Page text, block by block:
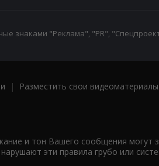
знаками "Реклама", "PR",
| Разместить свои видеоматериалы
и тон Вашего сообщения могут
эти правила грубо или